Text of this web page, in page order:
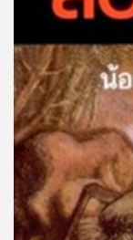
ย์
ลิ
สต์
ของ
คุณ
เพลง